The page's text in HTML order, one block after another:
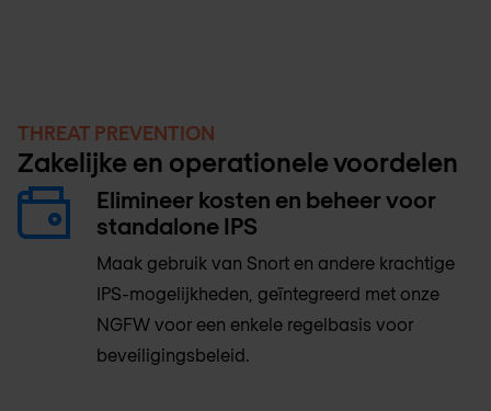
THREAT PREVENTION
Zakelijke en operationele voordelen
Elimineer kosten en beheer voor
standalone IPS
Maak gebruik van Snort en andere krachtige
IPS-mogelijkheden, geïntegreerd met onze
NGFW voor een enkele regelbasis voor
beveiligingsbeleid.